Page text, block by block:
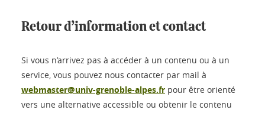
Retour d’information et contact
Si vous n’arrivez pas à accéder à un contenu ou à un
service, vous pouvez nous contacter par mail à
webmaster@univ-grenoble-alpes.fr pour être orienté
vers une alternative accessible ou obtenir le contenu